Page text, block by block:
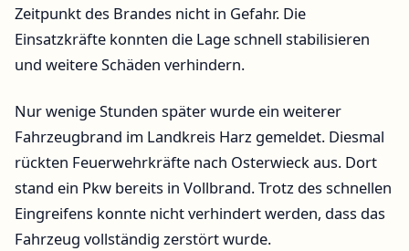
Zeitpunkt des Brandes nicht in Gefahr. Die
Einsatzkräfte konnten die Lage schnell stabilisieren
und weitere Schäden verhindern.
Nur wenige Stunden später wurde ein weiterer
Fahrzeugbrand im Landkreis Harz gemeldet. Diesmal
rückten Feuerwehrkräfte nach Osterwieck aus. Dort
stand ein Pkw bereits in Vollbrand. Trotz des schnellen
Eingreifens konnte nicht verhindert werden, dass das
Fahrzeug vollständig zerstört wurde.